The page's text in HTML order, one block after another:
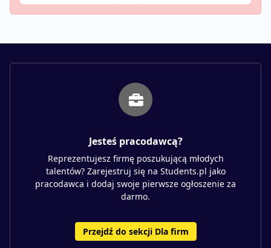
Jesteś pracodawcą?
Reprezentujesz firmę poszukującą młodych
talentów? Zarejestruj się na Students.pl jako
pracodawca i dodaj swoje pierwsze ogłoszenie za
darmo.
Przejdź do sekcji Dla firm